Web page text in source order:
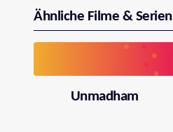
Ähnliche Filme & Serien
Unmadham